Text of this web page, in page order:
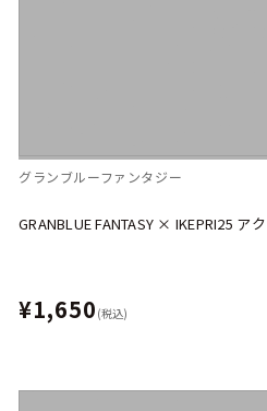
グランブルーファンタジー
GRANBLUE FANTASY × IKEPRI25 ア
¥1,650 (税込)